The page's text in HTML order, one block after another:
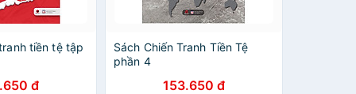
tiền tệ tập
đ
Sách Chiến Tranh Tiền Tệ
phần 4
153.650 đ